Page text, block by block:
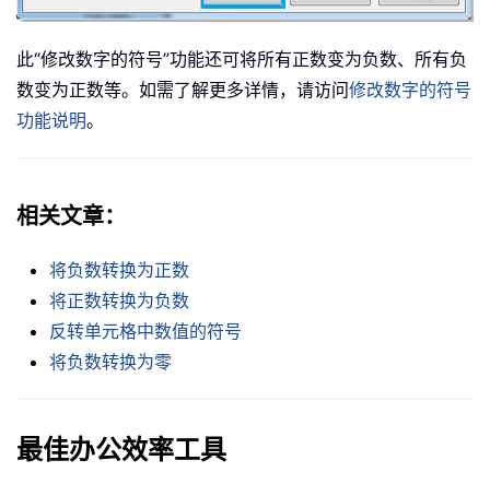
此“修改数字的符号”功能还可将所有正数变为负数、所有负
数变为正数等。如需了解更多详情，请访问修改数字的符号
功能说明。
相关文章：
将负数转换为正数
将正数转换为负数
反转单元格中数值的符号
将负数转换为零
最佳办公效率工具